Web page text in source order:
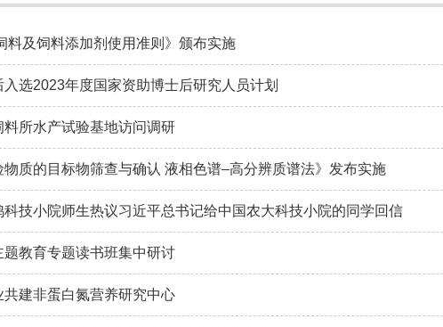
料及饲料添加剂使用准则》颁布实施
选2023年度国家资助博士后研究人员计划
料所水产试验基地访问调研
物质的目标物筛查与确认 液相色谱–高分辨质谱法》发布实施
科技小院师生热议习近平总书记给中国农大科技小院的同学回信
题教育专题读书班集中研讨
共建非蛋白氮营养研究中心